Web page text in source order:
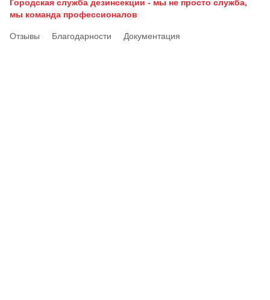
Городская служба дезинсекции - мы не просто служба,
мы команда профессионалов
Отзывы Благодарности Документация